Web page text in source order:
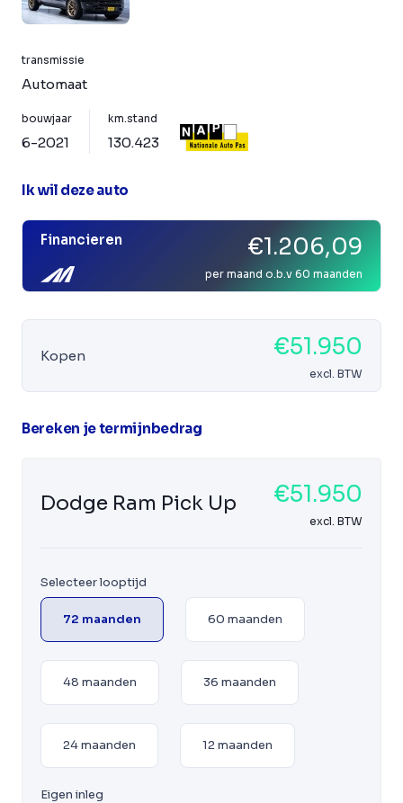
transmissie
Automaat
bouwjaar
6-2021
km.stand
130.423
Ik wil deze auto
Financieren €1.206,09
per maand o.b.v 60 maanden
Kopen €51.950
excl. BTW
Bereken je termijnbedrag
Dodge Ram Pick Up €51.950
excl. BTW
Selecteer looptijd
72 maanden 60 maanden
48 maanden 36 maanden
24 maanden 12 maanden
Eigen inleg